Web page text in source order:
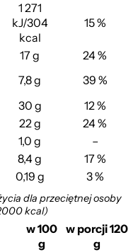
1 271
kJ/304
kcal
15 %
17 g
24 %
7,8 g
39 %
30 g
12 %
22 g
24 %
1,0 g
–
8,4 g
17 %
0,19 g 3 %
dla przeciętnej osoby
kcal)
w 100
g
w porcji 120
g